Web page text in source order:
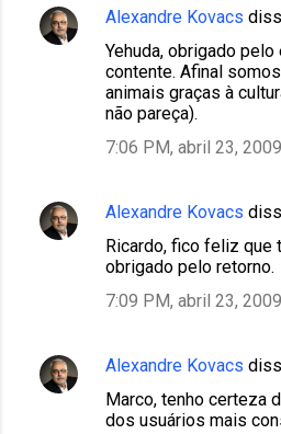
Alexandre Kovacs
Yehuda, obrigado
contente. Afinal
animais graças à
não pareça).
7:06 PM, abril 23, 2009
Alexandre Kovacs
Ricardo, fico feliz que
obrigado pelo retorno.
7:09 PM, abril 23, 2009
Alexandre Kovacs
Marco, tenho certeza
dos usuários mais